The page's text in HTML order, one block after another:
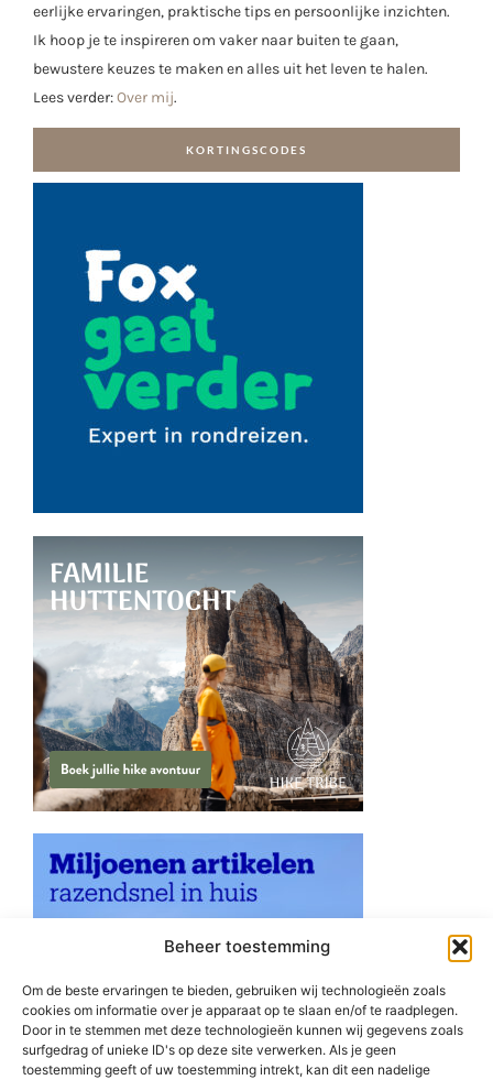
Beheer toestemming
Om de beste ervaringen te bieden, gebruiken wij technologieën zoals
cookies om informatie over je apparaat op te slaan en/of te raadplegen.
Door in te stemmen met deze technologieën kunnen wij gegevens zoals
surfgedrag of unieke ID's op deze site verwerken. Als je geen
toestemming geeft of uw toestemming intrekt, kan dit een nadelige
eerlijke ervaringen, praktische tips en persoonlijke inzichten.
Ik hoop je te inspireren om vaker naar buiten te gaan,
bewustere keuzes te maken en alles uit het leven te halen.
Lees verder:Over mij.
KORTINGSCODES